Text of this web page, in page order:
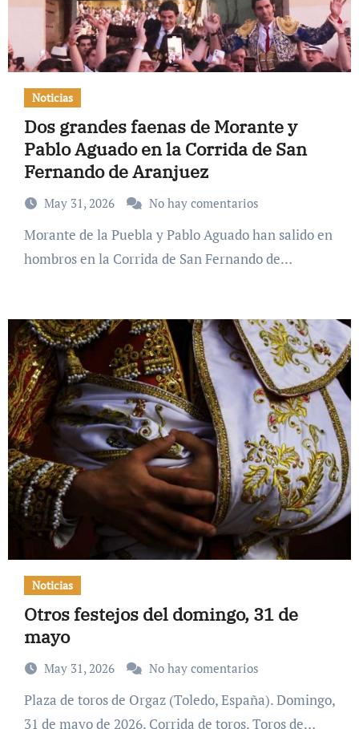
Noticias
Dos grandes faenas de Morante y
Pablo Aguado en la Corrida de San
Fernando de Aranjuez
May 31, 2026 No hay comentarios
Morante de la Puebla y Pablo Aguado han salido en
hombros en la Corrida de San Fernando de…
Noticias
Otros festejos del domingo, 31 de
mayo
May 31, 2026 No hay comentarios
Plaza de toros de Orgaz (Toledo, España). Domingo,
31 de mayo de 2026. Corrida de toros. Toros de…